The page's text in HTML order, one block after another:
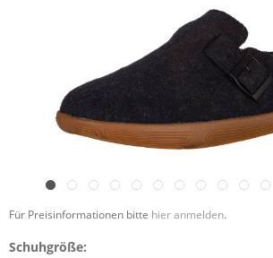
Für Preisinformationen bitte hier anmelden.
Schuhgröße: